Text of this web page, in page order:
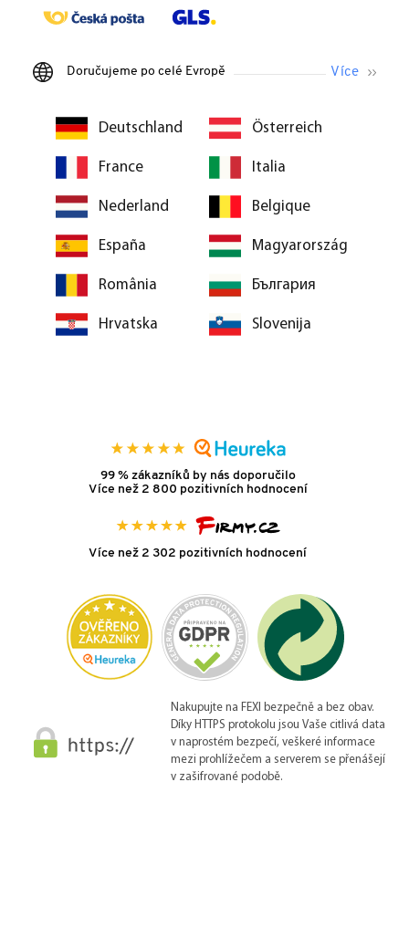
Doručujeme po celé Evropě
Deutschland Österreich
France Italia
Nederland Belgique
España Magyarország
România България
Hrvatska Slovenija
99 % zákazníků by nás doporučilo
Více než 2 800 pozitivních hodnocení
Více než 2 302 pozitivních hodnocení
Nakupujte na FEXI bezpečně a bez obav.
Díky HTTPS protokolu jsou Vaše citlivá data
v naprostém bezpečí, veškeré informace
mezi prohlížečem a serverem se přenášejí
v zašifrované podobě.